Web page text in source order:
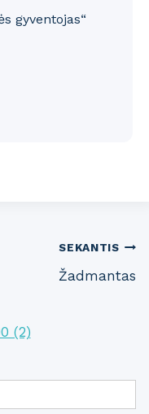
gyventojas“
SEKANTIS
Žadmantas